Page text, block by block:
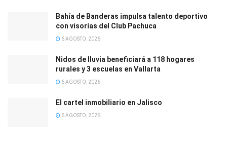
Bahía de Banderas impulsa talento deportivo
con visorías del Club Pachuca
6 AGOSTO, 2026
Nidos de lluvia beneficiará a 118 hogares
rurales y 3 escuelas en Vallarta
6 AGOSTO, 2026
El cartel inmobiliario en Jalisco
6 AGOSTO, 2026